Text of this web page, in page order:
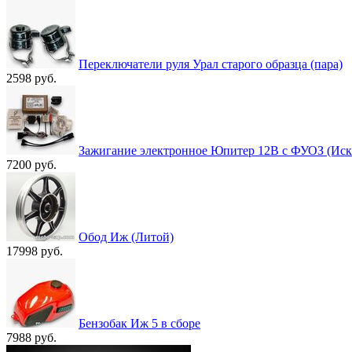
Переключатели руля Урал старого образца (пара)
2598 руб.
Зажигание электронное Юпитер 12В с ФУОЗ
7200 руб.
Обод Иж (Литой)
17998 руб.
Бензобак Иж 5 в сборе
7988 руб.